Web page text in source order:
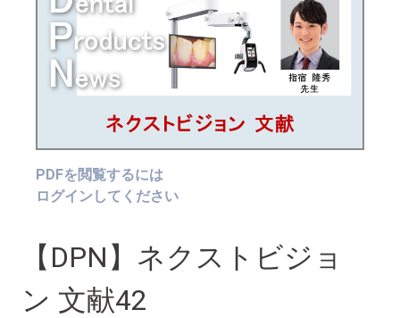
PDFを閲覧するには
ログインしてください
【DPN】ネクストビジョ
ン 文献42